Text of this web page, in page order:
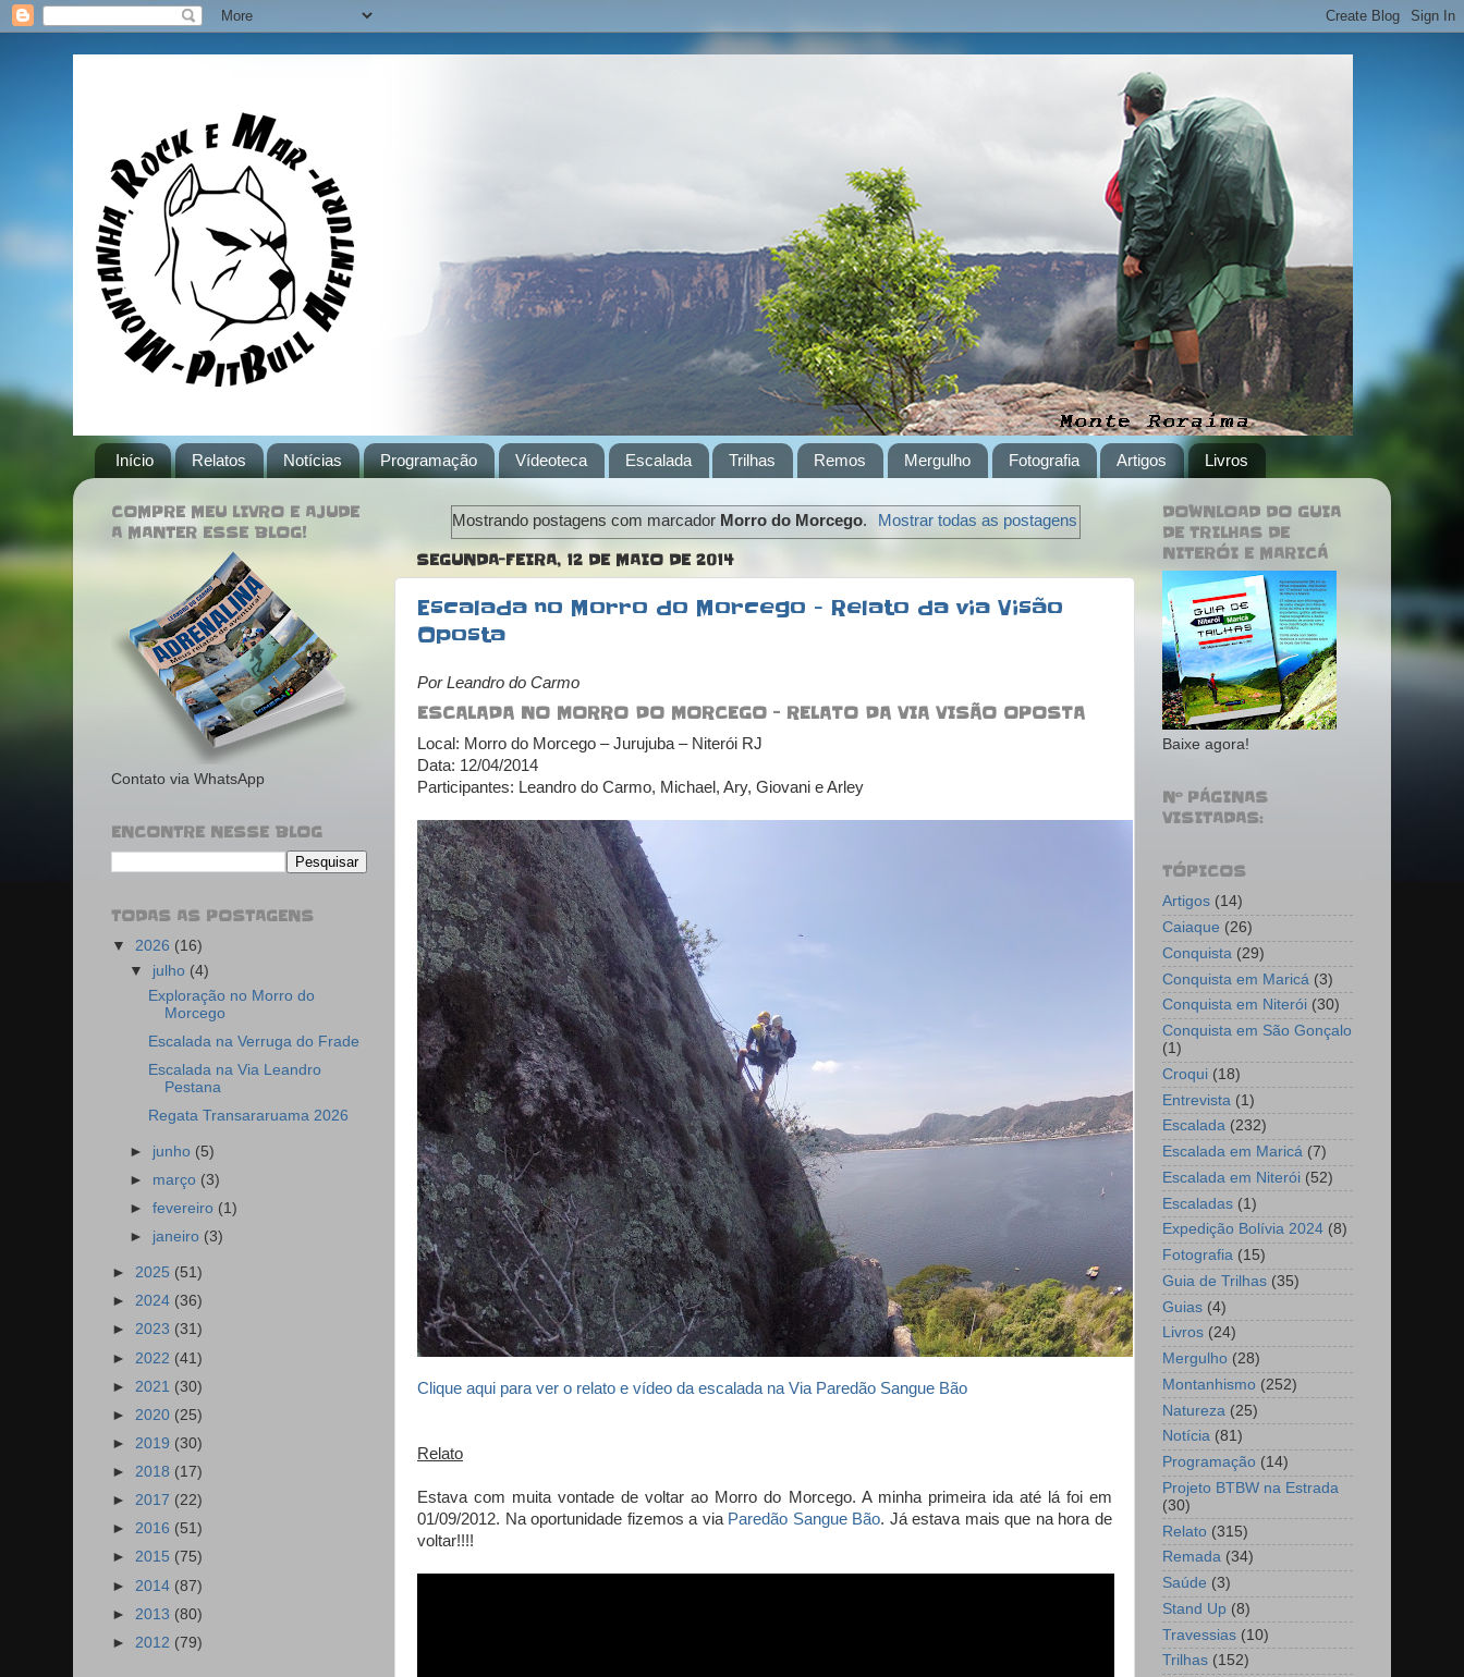
Início Relatos Notícias Programação Vídeoteca Escalada Trilhas Remos Mergulho Fotografia Artigos Livros
Mostrando postagens com marcador Morro do Morcego. Mostrar todas as postagens
SEGUNDA-FEIRA, 12 DE MAIO DE 2014
Escalada no Morro do Morcego - Relato da via Visão
Oposta
Por Leandro do Carmo
ESCALADA NO MORRO DO MORCEGO - RELATO DA VIA VISÃO OPOSTA
Local: Morro do Morcego – Jurujuba – Niterói RJ
Data: 12/04/2014
Participantes: Leandro do Carmo, Michael, Ary, Giovani e Arley
Clique aqui para ver o relato e vídeo da escalada na Via Paredão Sangue Bão
Relato
Estava com muita vontade de voltar ao Morro do Morcego. A minha primeira ida até lá foi em
01/09/2012. Na oportunidade fizemos a via Paredão Sangue Bão. Já estava mais que na hora de
voltar!!!!
COMPRE MEU LIVRO E AJUDE
A MANTER ESSE BLOG!
Contato via WhatsApp
ENCONTRE NESSE BLOG
TODAS AS POSTAGENS
▼ 2026 (16)
▼ julho (4)
Exploração no Morro do
Morcego
Escalada na Verruga do Frade
Escalada na Via Leandro
Pestana
Regata Transararuama 2026
► junho (5)
► março (3)
►fevereiro (1)
► janeiro (3)
► 2025 (51)
► 2024 (36)
► 2023 (31)
► 2022 (41)
► 2021 (30)
► 2020 (25)
► 2019 (30)
► 2018 (17)
► 2017 (22)
► 2016 (51)
► 2015 (75)
► 2014 (87)
► 2013 (80)
► 2012 (79)
DOWNLOAD DO GUIA
DE TRILHAS DE
NITERÓI E MARICÁ
Baixe agora!
Nº PÁGINAS
VISITADAS:
TÓPICOS
Artigos (14)
Caiaque (26)
Conquista (29)
Conquista em Maricá (3)
Conquista em Niterói (30)
Conquista em São Gonçalo
(1)
Croqui (18)
Entrevista (1)
Escalada (232)
Escalada em Maricá (7)
Escalada em Niterói (52)
Escaladas (1)
Expedição Bolívia 2024 (8)
Fotografia (15)
Guia de Trilhas (35)
Guias (4)
Livros (24)
Mergulho (28)
Montanhismo (252)
Natureza (25)
Notícia (81)
Programação (14)
Projeto BTBW na Estrada
(30)
Relato (315)
Remada (34)
Saúde (3)
Stand Up (8)
Travessias (10)
Trilhas (152)